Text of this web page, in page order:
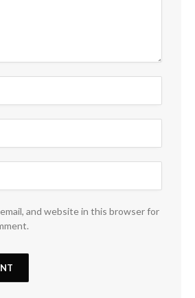
email, and website in this browser for